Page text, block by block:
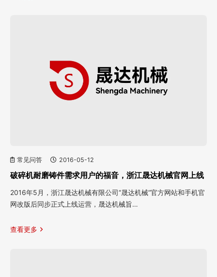
常见问答 2016-05-12
破碎机耐磨铸件需求用户的福音，浙江晟达机械官网上线
2016年5月，浙江晟达机械有限公司“晟达机械”官方网站和手机官
网改版后同步正式上线运营，晟达机械旨…
查看更多